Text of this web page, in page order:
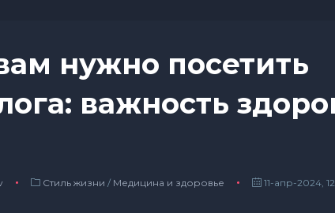
нужно посетить
важность
Стиль жизни / Медицина и здоровье 11-апр-2024,